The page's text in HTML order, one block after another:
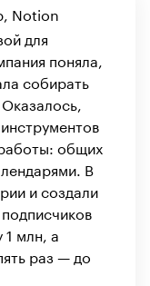
Notion
для
поняла,
собирать
общих
В
и создали
1 млн, а
раз — до